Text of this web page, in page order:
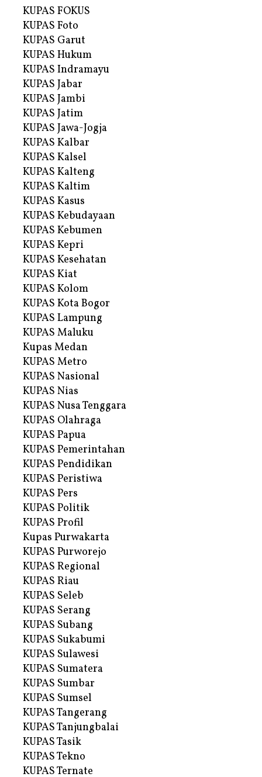
KUPAS FOKUS
KUPAS Foto
KUPAS Garut
KUPAS Hukum
KUPAS Indramayu
KUPAS Jabar
KUPAS Jambi
KUPAS Jatim
KUPAS Jawa-Jogja
KUPAS Kalbar
KUPAS Kalsel
KUPAS Kalteng
KUPAS Kaltim
KUPAS Kasus
KUPAS Kebudayaan
KUPAS Kebumen
KUPAS Kepri
KUPAS Kesehatan
KUPAS Kiat
KUPAS Kolom
KUPAS Kota Bogor
KUPAS Lampung
KUPAS Maluku
Kupas Medan
KUPAS Metro
KUPAS Nasional
KUPAS Nias
KUPAS Nusa Tenggara
KUPAS Olahraga
KUPAS Papua
KUPAS Pemerintahan
KUPAS Pendidikan
KUPAS Peristiwa
KUPAS Pers
KUPAS Politik
KUPAS Profil
Kupas Purwakarta
KUPAS Purworejo
KUPAS Regional
KUPAS Riau
KUPAS Seleb
KUPAS Serang
KUPAS Subang
KUPAS Sukabumi
KUPAS Sulawesi
KUPAS Sumatera
KUPAS Sumbar
KUPAS Sumsel
KUPAS Tangerang
KUPAS Tanjungbalai
KUPAS Tasik
KUPAS Tekno
KUPAS Ternate